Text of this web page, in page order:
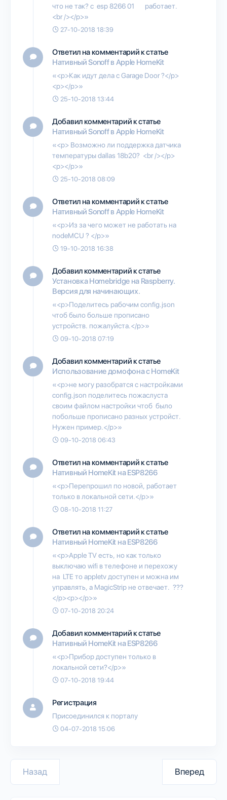
что не так? с esp 8266 01 работает.
<br /></p>»
27-10-2018 18:39
Ответил на комментарий к статье
Нативный Sonoff в Apple HomeKit
«<p>Как идут дела с Garage Door ?</p>
<p></p>»
25-10-2018 13:44
Добавил комментарий к статье
Нативный Sonoff в Apple HomeKit
«<p> Возможно ли поддержка датчика
температуры dallas 18b20? <br /></p>
<p></p>»
25-10-2018 08:09
Ответил на комментарий к статье
Нативный Sonoff в Apple HomeKit
«<p>Из за чего может не работать на
nodeMCU ? </p>»
19-10-2018 16:38
Добавил комментарий к статье
Установка Homebridge на Raspberry.
Версия для начинающих.
«<p>Поделитесь рабочим config.json
чтоб было больше прописано
устройств. пожалуйста.</p>»
09-10-2018 07:19
Добавил комментарий к статье
Использование домофона с HomeKit
«<p>не могу разобратся с настройками
config.json поделитесь пожаслуста
своим файлом настройки чтоб было
побольше прописано разных устройст.
Нужен пример.</p>»
09-10-2018 06:43
Ответил на комментарий к статье
Нативный HomeKit на ESP8266
«<p>Перепрошил по новой, работает
только в локальной сети.</p>»
08-10-2018 11:27
Ответил на комментарий к статье
Нативный HomeKit на ESP8266
«<p>Apple TV есть, но как только
выключаю wifi в телефоне и перехожу
на LTE то appletv доступен и можна им
управлять, а MagicStrip не отвечает. ???
</p><p></p>»
07-10-2018 20:24
Добавил комментарий к статье
Нативный HomeKit на ESP8266
«<p>Прибор доступен только в
локальной сети?</p>»
07-10-2018 19:44
Регистрация
Присоединился к порталу
04-07-2018 15:06
Назад Вперед